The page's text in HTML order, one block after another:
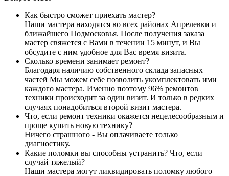
Как быстро сможет приехать мастер?
Наши мастера находятся во всех районах Апрелевки и
ближайшего Подмосковья. После получения заказа
мастер свяжется с Вами в течении 15 минут, и Вы
обсудите с ним удобное для Вас время визита.
Сколько времени занимает ремонт?
Благодаря наличию собственного склада запасных
частей Мы можем себе позволить укомплектовать ими
каждого мастера. Именно поэтому 96% ремонтов
техники происходит за один визит. И только в редких
случаях понадобиться второй визит мастера.
Что, если ремонт техники окажется нецелесообразным и
проще купить новую технику?
Ничего страшного - Вы оплачиваете только
диагностику.
Какие поломки вы способны устранить? Что, если
случай тяжелый?
Наши мастера могут ликвидировать поломку любого